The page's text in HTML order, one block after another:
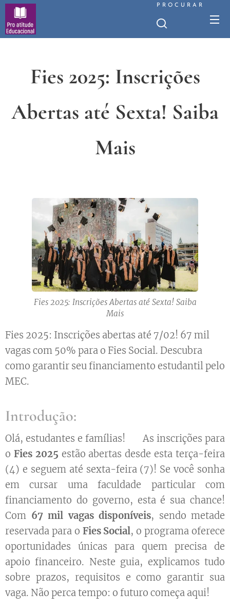
PROCURAR
Fies 2025: Inscrições
Abertas até Sexta! Saiba
Mais
Fies 2025: Inscrições Abertas até Sexta! Saiba
Mais
Fies 2025: Inscrições abertas até 7/02! 67 mil
vagas com 50% para o Fies Social. Descubra
como garantir seu financiamento estudantil pelo
MEC.
Introdução:
Olá, estudantes e famílias! 🎓 As inscrições para
o Fies 2025 estão abertas desde esta terça-feira
(4) e seguem até sexta-feira (7)! Se você sonha
em cursar uma faculdade particular com
financiamento do governo, esta é sua chance!
Com 67 mil vagas disponíveis, sendo metade
reservada para o Fies Social, o programa oferece
oportunidades únicas para quem precisa de
apoio financeiro. Neste guia, explicamos tudo
sobre prazos, requisitos e como garantir sua
vaga. Não perca tempo: o futuro começa aqui!